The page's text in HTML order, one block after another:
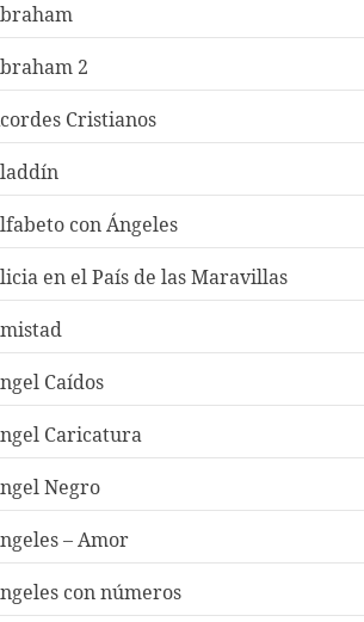
2
Cristianos
con Ángeles
en el País de las Maravillas
Caídos
Caricatura
Negro
– Amor
con números